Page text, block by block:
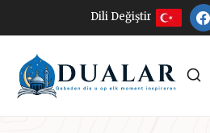
naar
inhoud
Dili Değiştir